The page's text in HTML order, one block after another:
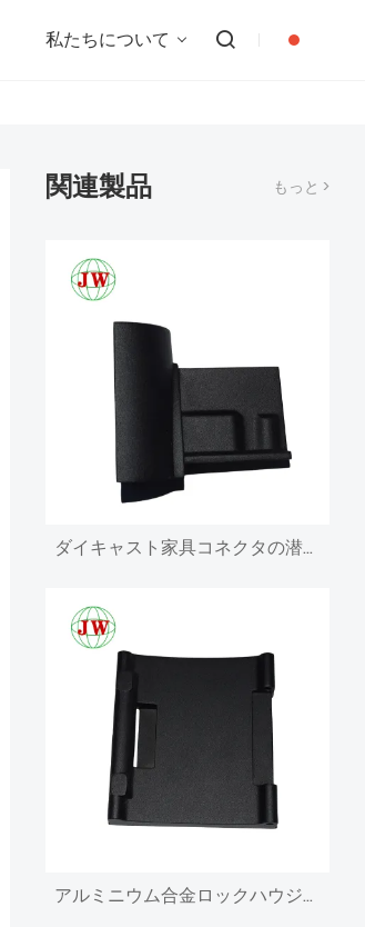
私たちについて
関連製品 もっと >
ダイキャスト家具コネクタの潜在能力を解き放つ：建築と設計の方法を革新する
アルミニウム合金ロックハウジング重力ダイカスト部品